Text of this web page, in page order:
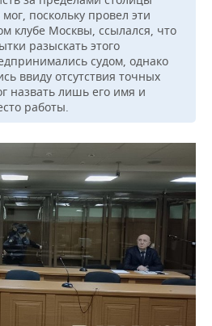
поскольку провел эти
клубе Москвы, ссылался, что
разыскать этого
судом, однако
ввиду отсутствия точных
назвать лишь его имя и
работы.